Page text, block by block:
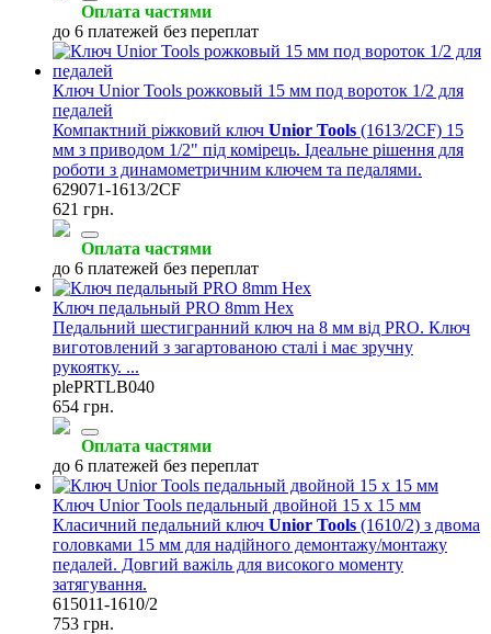
Оплата частями
до 6 платежей без переплат
Ключ Unior Tools рожковый 15 мм под вороток 1/2 для
педалей
Компактний ріжковий ключ Unior Tools (1613/2CF) 15
мм з приводом 1/2" під комірець. Ідеальне рішення для
роботи з динамометричним ключем та педалями.
629071-1613/2CF
621 грн.
Оплата частями
до 6 платежей без переплат
Ключ педальный PRO 8mm Hex
Педальний шестигранний ключ на 8 мм від PRO. Ключ
виготовлений з загартованою сталі і має зручну
рукоятку. ...
plePRTLB040
654 грн.
Оплата частями
до 6 платежей без переплат
Ключ Unior Tools педальный двойной 15 х 15 мм
Класичний педальний ключ Unior Tools (1610/2) з двома
головками 15 мм для надійного демонтажу/монтажу
педалей. Довгий важіль для високого моменту
затягування.
615011-1610/2
753 грн.